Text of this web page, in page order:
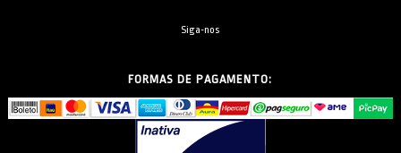
Siga-nos
FORMAS DE PAGAMENTO: